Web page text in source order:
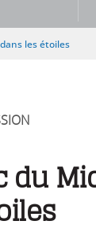
les étoiles
du